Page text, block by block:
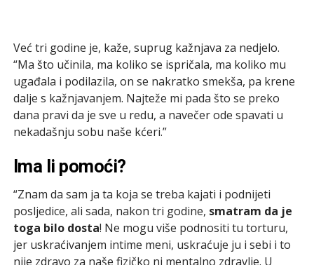
Već tri godine je, kaže, suprug kažnjava za nedjelo.
“Ma što učinila, ma koliko se ispričala, ma koliko mu
ugađala i podilazila, on se nakratko smekša, pa krene
dalje s kažnjavanjem. Najteže mi pada što se preko
dana pravi da je sve u redu, a navečer ode spavati u
nekadašnju sobu naše kćeri.”
Ima li pomoći?
“Znam da sam ja ta koja se treba kajati i podnijeti
posljedice, ali sada, nakon tri godine, smatram da je
toga bilo dosta! Ne mogu više podnositi tu torturu,
jer uskraćivanjem intime meni, uskraćuje ju i sebi i to
nije zdravo za naše fizičko ni mentalno zdravlje. U